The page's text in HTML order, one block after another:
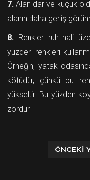
7. Alan dar ve küçük
alanın daha geniş
8. Renkler ruh hali
yüzden renkleri
Örneğin, yatak
kötüdür, çünkü bu
yükseltir. Bu yüzden
zordur.
ÖNCEKI